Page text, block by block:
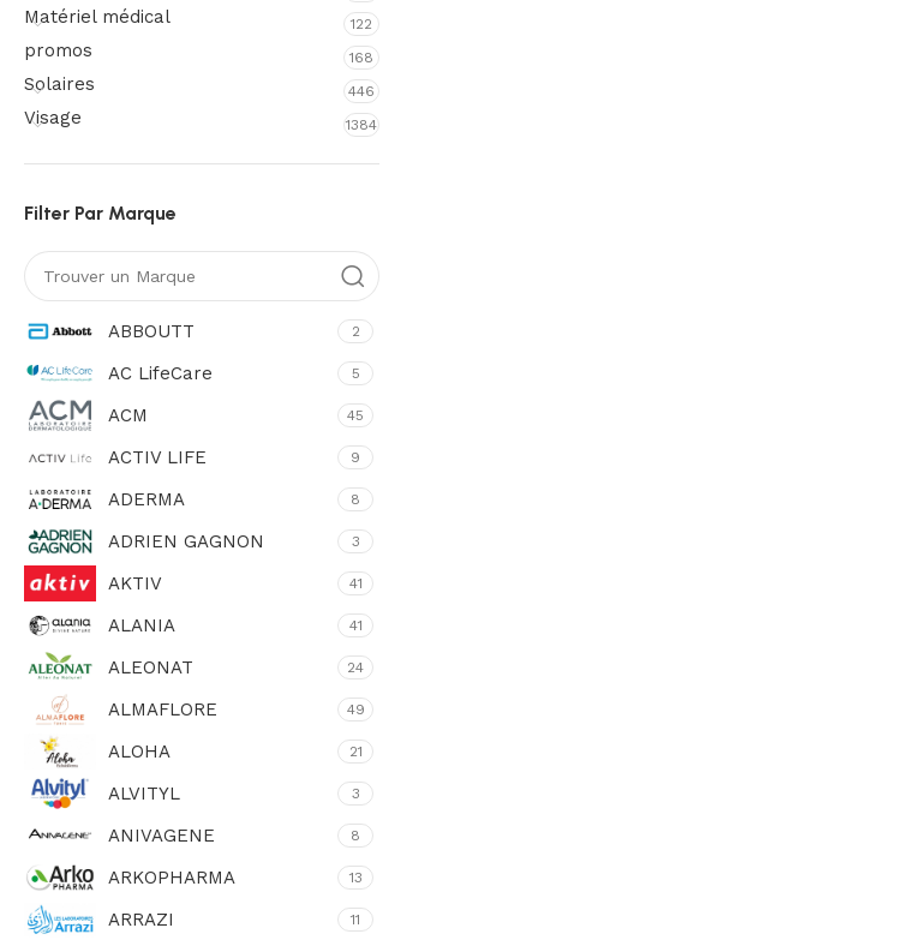
Matériel médical 122
promos 168
Solaires 446
Visage 1384
Filter Par Marque
ABBOUTT 2
AC LifeCare 5
ACM 45
ACTIV LIFE 9
ADERMA 8
ADRIEN GAGNON 3
AKTIV 41
ALANIA 41
ALEONAT 24
ALMAFLORE 49
ALOHA 21
ALVITYL 3
ANIVAGENE 8
ARKOPHARMA 13
ARRAZI 11